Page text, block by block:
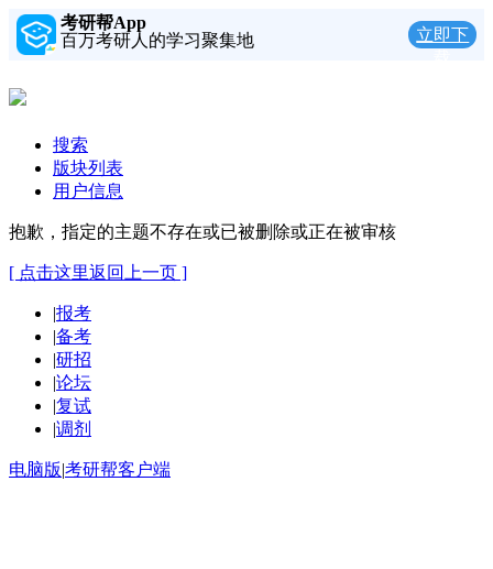
考研帮App
百万考研人的学习聚集地
立即下
搜索
版块列表
用户信息
抱歉，指定的主题不存在或已被删除或正在被审核
[ 点击这里返回上一页 ]
|报考
|备考
|研招
|论坛
|复试
|调剂
电脑版|考研帮客户端